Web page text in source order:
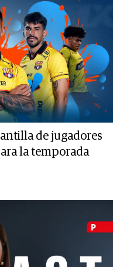
de jugadores
la temporada